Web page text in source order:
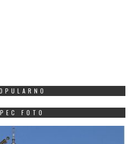
FOTO